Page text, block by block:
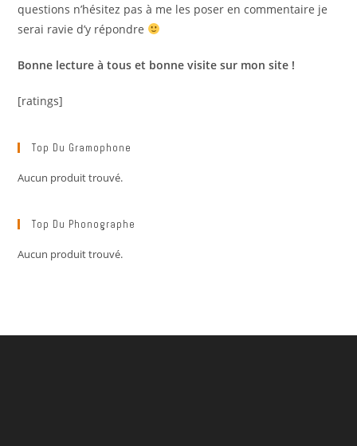
questions n’hésitez pas à me les poser en commentaire je
serai ravie d’y répondre
Bonne lecture à tous et bonne visite sur mon site !
[ratings]
Top Du Gramophone
Aucun produit trouvé.
Top Du Phonographe
Aucun produit trouvé.